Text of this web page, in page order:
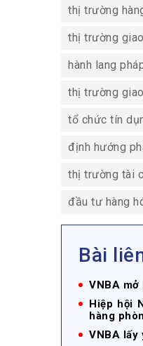
thị trường
thị trường
hành lang
thị trường
tổ chức tín
định hướng
thị trường tài
đầu tư hàng
Bài
VNBA
Hiệp hội
hàng
VNBA lấy